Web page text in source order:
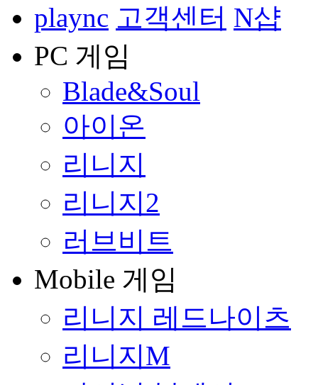
plaync 고객센터 N샵
PC 게임
Blade&Soul
아이온
리니지
리니지2
러브비트
Mobile 게임
리니지 레드나이츠
리니지M